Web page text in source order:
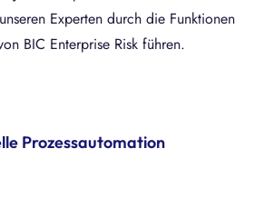
Experten durch die Funktionen
BIC Enterprise Risk führen.
Prozessautomation